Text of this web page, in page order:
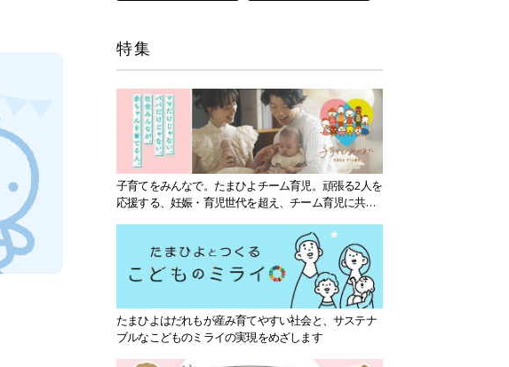
特集
子育てをみんなで。たまひよチーム育児。頑張る2人を
応援する、妊娠・育児世代を超え、チーム育児に共感
たまひよはだれもが産み育てやすい社会と、サステナ
ブルなこどものミライの実現をめざします